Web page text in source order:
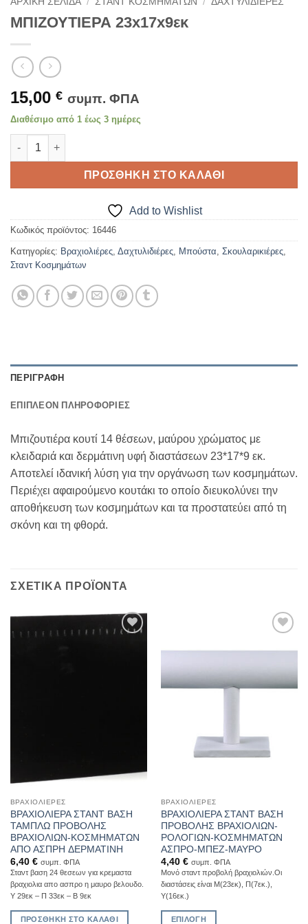
ΜΠΙΖΟΥΤΙΕΡΑ 23x17x9εκ
15,00 € συμπ. ΦΠΑ
Διαθέσιμο από 1 έως 3 ημέρες
ΜΠΙΖΟΥΤΙΕΡΑ 23x17x9εκ ποσότητα
ΠΡΟΣΘΉΚΗ ΣΤΟ ΚΑΛΆΘΙ
Add to Wishlist
Κωδικός προϊόντος: 16446
Κατηγορίες: Βραχιολιέρες, Δαχτυλιδιέρες, Μπούστα, Σκουλαρικιέρες,
Σταντ Κοσμημάτων
ΠΕΡΙΓΡΑΦΉ
ΕΠΙΠΛΈΟΝ ΠΛΗΡΟΦΟΡΊΕΣ
Μπιζουτιέρα κουτί 14 θέσεων, μαύρου χρώματος με
κλειδαριά και δερμάτινη υφή διαστάσεων 23*17*9 εκ.
Αποτελεί ιδανική λύση για την οργάνωση των κοσμημάτων.
Περιέχει αφαιρούμενο κουτάκι το οποίο διευκολύνει την
αποθήκευση των κοσμημάτων και τα προστατεύει από τη
σκόνη και τη φθορά.
ΣΧΕΤΙΚΆ ΠΡΟΪΌΝΤΑ
ΒΡΑΧΙΟΛΙΈΡΕΣ
ΒΡΑΧΙΟΛΙΕΡΑ ΣΤΑΝΤ ΒΑΣΗ
ΤΑΜΠΛΩ ΠΡΟΒΟΛΗΣ
ΒΡΑΧΙΟΛΙΩΝ-ΚΟΣΜΗΜΑΤΩΝ
ΑΠΟ ΑΣΠΡH ΔΕΡΜΑΤΙΝΗ
6,40 € συμπ. ΦΠΑ
Σταντ βαση 24 θεσεων για κρεμαστα
βραχιολια απο ασπρο η μαυρο βελουδο.
Υ 29εκ – Π 33εκ – Β 9εκ
ΠΡΟΣΘΉΚΗ ΣΤΟ ΚΑΛΆΘΙ
Wishlist
ΒΡΑΧΙΟΛΙΈΡΕΣ
ΒΡΑΧΙΟΛΙΕΡΑ ΣΤΑΝΤ ΒΑΣΗ
ΠΡΟΒΟΛΗΣ ΒΡΑΧΙΟΛΙΩΝ-
ΡΟΛΟΓΙΩΝ-ΚΟΣΜΗΜΑΤΩΝ
ΑΣΠΡΟ-ΜΠΕΖ-ΜΑΥΡΟ
4,40 € συμπ. ΦΠΑ
Μονό σταντ προβολή βραχιολιών.Οι
διαστάσεις είναι Μ(23εκ), Π(7εκ.),
Υ(16εκ.)
ΕΠΙΛΟΓΉ